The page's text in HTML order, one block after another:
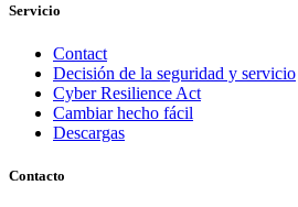
Servicio
Contact
Decisión de la seguridad y servicio
Cyber Resilience Act
Cambiar hecho fácil
Descargas
Contacto